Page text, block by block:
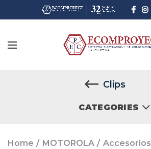
Clips
CATEGORIES
Home MOTOROLA Accesorios